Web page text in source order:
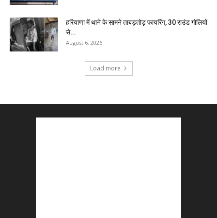
हरियाणा में थाने के सामने ताबड़तोड़ फायरिंग, 30 राउंड गोलियों
से...
August 6, 2026
Load more